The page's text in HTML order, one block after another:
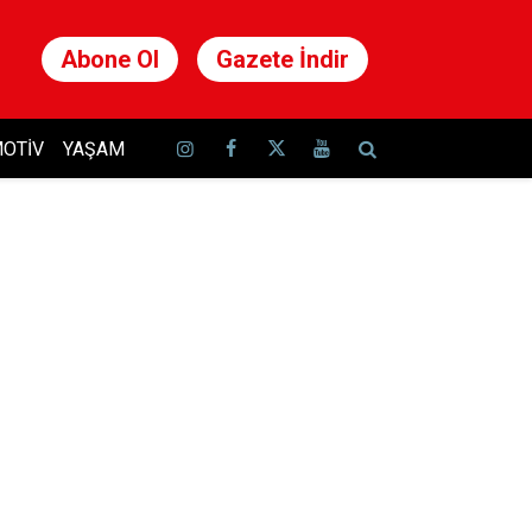
Abone Ol Gazete İndir
YAŞAM